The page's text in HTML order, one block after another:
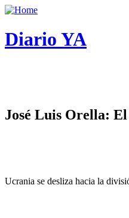
Diario YA
José Luis Orella:
Ucrania se desliza hacia la